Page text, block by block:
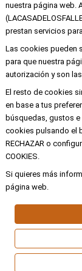
Aviso
nuestra página web.
prestan servicios
Las cookies pueden
para que nuestra
autorización y son
El resto de cookies
en base a tus
búsquedas, gustos
cookies pulsando el
RECHAZAR o
COOKIES.
Si quieres más
página web.